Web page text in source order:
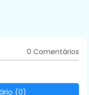
0 Comentários
(0)